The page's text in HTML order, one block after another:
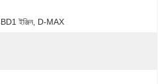
4BD1 ইঞ্জিন, D-MAX